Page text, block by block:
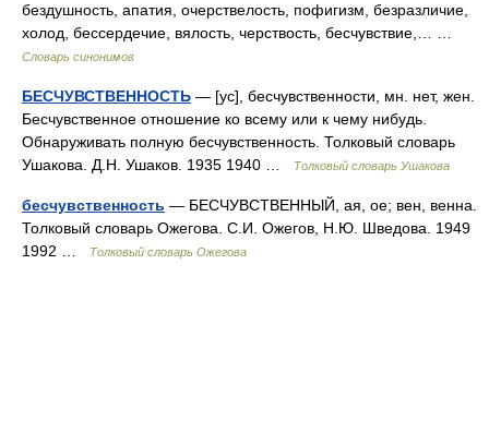
бездушность, апатия, очерствелость, пофигизм, безразличие,
холод, бессердечие, вялость, черствость, бесчувствие,… …
Словарь синонимов
БЕСЧУВСТВЕННОСТЬ — [ус], бесчувственности, мн. нет, жен.
Бесчувственное отношение ко всему или к чему нибудь.
Обнаруживать полную бесчувственность. Толковый словарь
Ушакова. Д.Н. Ушаков. 1935 1940 …
Толковый словарь Ушакова
бесчувственность — БЕСЧУВСТВЕННЫЙ, ая, ое; вен, венна.
Толковый словарь Ожегова. С.И. Ожегов, Н.Ю. Шведова. 1949
1992 …
Толковый словарь Ожегова